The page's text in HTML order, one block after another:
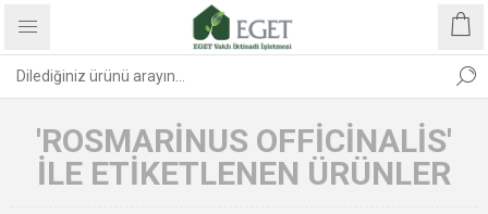
'ROSMARINUS OFFICINALIS'
ILE ETIKETLENEN ÜRÜNLER